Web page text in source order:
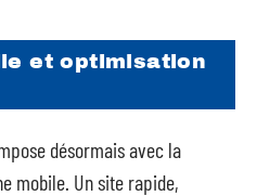
et optimisation
désormais avec la
mobile. Un site rapide,